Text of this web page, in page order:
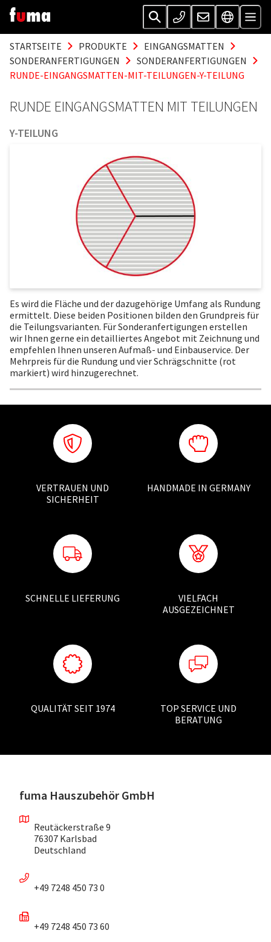
STARTSEITE PRODUKTE
EINGANGSMATTEN
SONDERANFERTIGUNGEN
SONDERANFERTIGUNGEN
RUNDE-EINGANGSMATTEN-MIT-TEILUNGEN-Y-TEILUNG
RUNDE EINGANGSMATTEN MIT TEILUNGEN
Y-TEILUNG
Es wird die Fläche und der dazugehörige Umfang als Rundung
ermittelt. Diese beiden Positionen bilden den Grundpreis für
die Teilungsvarianten. Für Sonderanfertigungen erstellen
wir Ihnen gerne ein detailliertes Angebot mit Zeichnung und
empfehlen Ihnen unseren Aufmaß- und Einbauservice. Der
Mehrpreis für die Rundung und vier Schrägschnitte (rot
markiert) wird hinzugerechnet.
VERTRAUEN UND
SICHERHEIT
HANDMADE IN GERMANY
SCHNELLE LIEFERUNG
VIELFACH
AUSGEZEICHNET
QUALITÄT SEIT 1974
TOP SERVICE UND
BERATUNG
fuma Hauszubehör GmbH
Reutäckerstraße 9
76307 Karlsbad
Deutschland
+49 7248 450 73 0
+49 7248 450 73 60